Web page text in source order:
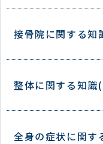
接骨院に関する知
整体に関する知識
全身の症状に関す